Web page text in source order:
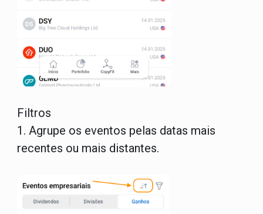
Filtros
1. Agrupe os eventos pelas datas mais
recentes ou mais distantes.